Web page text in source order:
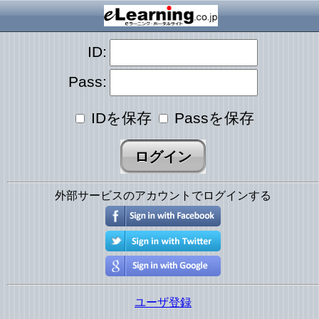
ID:
Pass:
IDを保存 Passを保存
外部サービスのアカウントでログインする
ユーザ登録